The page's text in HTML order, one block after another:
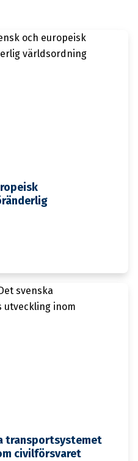
transportsystemet
civilförsvaret